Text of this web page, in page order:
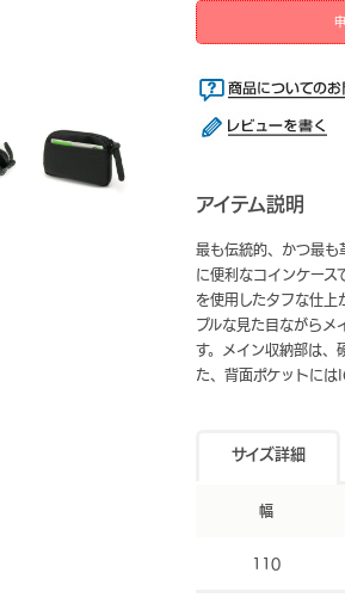
アイテム説明
最も伝統的、かつ最も
に便利なコインケース
を使用したタフな仕上
プルな見た目ながらメ
す。メイン収納部は、
た、背面ポケットには
サイズ詳細
幅
110